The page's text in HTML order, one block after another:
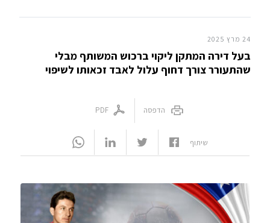
24 מרץ 2025
בעל דירה המתקן ליקוי ברכוש המשותף מבלי
שהתעורר צורך דחוף עלול לאבד זכאותו לשיפוי
הדפסה PDF
שיתוף